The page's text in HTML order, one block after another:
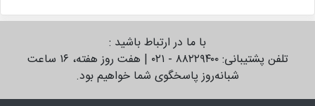
با ما در ارتباط باشید :
تلفن پشتیبانی: ۸۸۲۲۹۴۰۰ - ۰۲۱ | هفت روز هفته، ۱۶ ساعت
شبانه‌روز پاسخگوی شما خواهیم بود.